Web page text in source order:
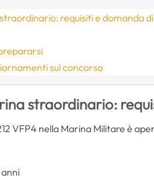
requisiti e domanda
sul concorso
straordinario:
VFP4 nella Marina Militare è